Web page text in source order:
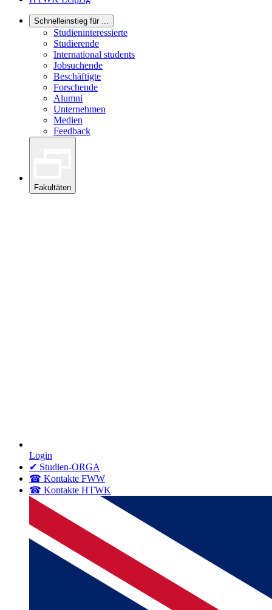
Schnelleinstieg für ...
Studieninteressierte
Studierende
International students
Jobsuchende
Beschäftigte
Forschende
Alumni
Unternehmen
Medien
Feedback
Fakultäten
Login
✔ Studien-ORGA
☎ Kontakte FWW
☎ Kontakte HTWK